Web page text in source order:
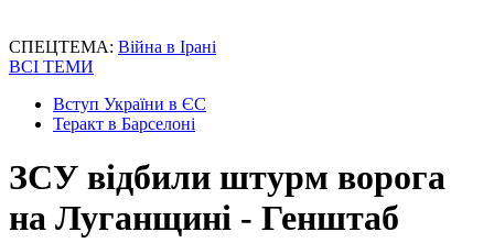
СПЕЦТЕМА: Війна в Ірані
ВСІ ТЕМИ
Вступ України в ЄС
Теракт в Барселоні
ЗСУ відбили штурм ворога
на Луганщині - Генштаб